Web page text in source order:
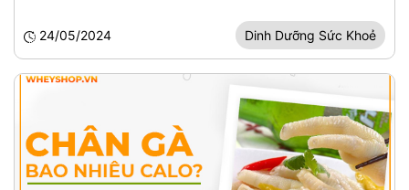
24/05/2024 Dinh Dưỡng Sức Khoẻ